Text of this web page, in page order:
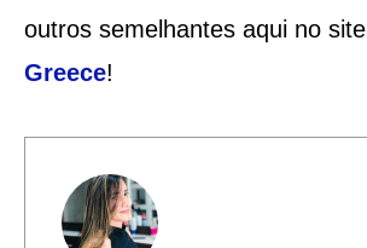
outros semelhantes aqui no site
Greece!